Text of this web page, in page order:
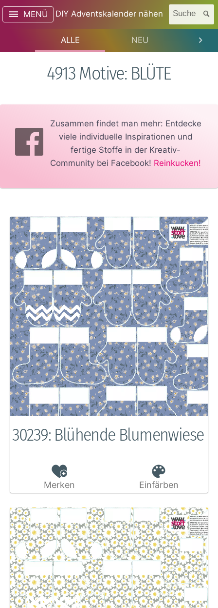
MENÜ DIY Adventskalender nähen Suche
ALLE NEU
4913 Motive: BLÜTE
Zusammen findet man mehr: Entdecke
viele individuelle Inspirationen und
fertige Stoffe in der Kreativ-
Community bei Facebook! Reinkucken!
30239: Blühende Blumenwiese
Merken Einfärben